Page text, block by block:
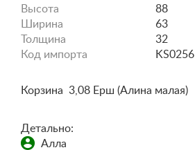
Высота
88
Ширина
63
Толщина
32
Код импорта
KS0256
Корзина 3,08 Ерш (Алина малая)
Детально:
Алла